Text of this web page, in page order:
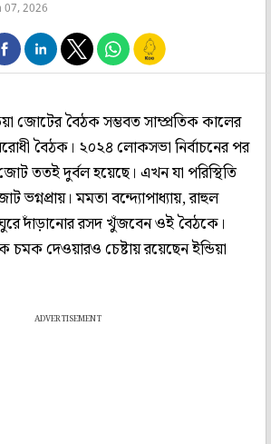
07, 2026
জোটের বৈঠক সম্ভবত সাম্প্রতিক কালের
বৈঠক। ২০২৪ লোকসভা নির্বাচনের পর
ততই দুর্বল হয়েছে। এখন যা পরিস্থিতি
ভগ্নপ্রায়। মমতা বন্দ্যোপাধ্যায়, রাহুল
ঘুরে দাঁড়ানোর রসদ খুঁজবেন ওই বৈঠকে।
দেওয়ারও চেষ্টায় রয়েছেন ইন্ডিয়া
ADVERTISEMENT